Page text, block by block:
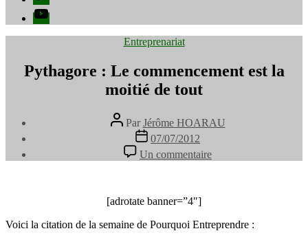
YouTube
Catégories
Entreprenariat
Pythagore : Le commencement est la
moitié de tout
Auteur
de
l’article
Par Jérôme HOARAU
Date
de
l’article
07/07/2012
Un commentaire
Pythagore
la
[adrotate banner=”4″]
Voici la citation de la semaine de Pourquoi Entreprendre :